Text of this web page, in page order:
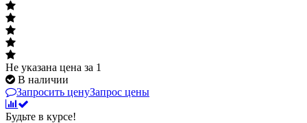
Не указана цена за 1
В наличии
Запросить ценуЗапрос цены
Будьте в курсе!